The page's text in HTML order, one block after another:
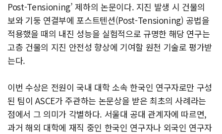
Post-Tensioning’ 제하의 논문이다. 지진 발생 시 건물의
보와 기둥 연결부에 포스트텐션(Post-Tensioning) 공법을
적용했을 때의 내진 성능을 실험적으로 규명한 해당 연구는
고층 건물의 지진 안전성 향상에 기여할 원천 기술로 평가받
는다.
이번 수상은 전원이 국내 대학 소속 한국인 연구자로만 구성
된 팀이 ASCE가 주관하는 논문상을 받은 최초의 사례라는
점에서 그 의미가 각별하다. 서울대 공대 관계자에 따르면,
과거 해외 대학에 재직 중인 한국인 연구자나 외국인 연구자